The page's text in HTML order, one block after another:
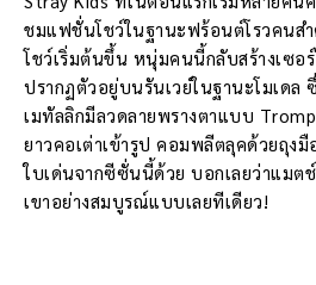
ชมแฟชั่นโชว์ในฐานะฟร้อนต์โรวคนส
โชว์เริ่มต้นขึ้น หนุ่มคนนี้กลับสร้างเซอ
ปรากฏตัวอยู่บนรันเวย์ในฐานะโมเดล ซึ่
เมทัลลิกมีลวดลายพรางตาแบบ
ยาวคอเต่าเข้ารูป คอมพลีตลุคด้วยถุงมื
ใบเด่นจากซีซั่นนี้ด้วย บอกเลยว่าแมต
เขาอย่างสมบูรณ์แบบเลยทีเดียว!